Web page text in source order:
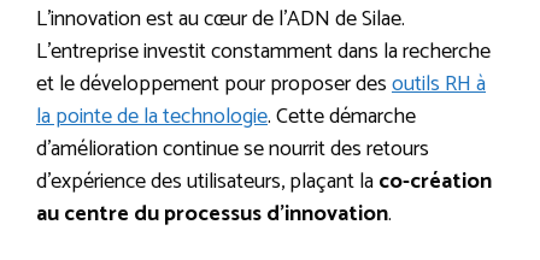
L’innovation est au cœur de l’ADN de Silae.
L’entreprise investit constamment dans la recherche
et le développement pour proposer desoutils RH à
la pointe de la technologie. Cette démarche
d’amélioration continue se nourrit des retours
d’expérience des utilisateurs, plaçant laco-création
au centre du processus d’innovation.